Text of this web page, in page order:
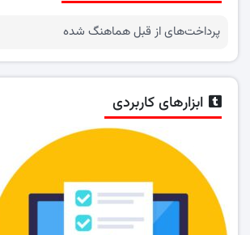
پرداخت‌های از قبل هماهنگ شده
ابزارهای کاربردی